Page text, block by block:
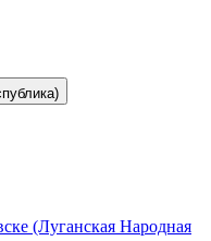
(Луганская Народная